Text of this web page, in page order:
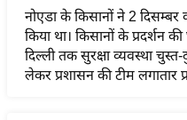
रा
ष्ट्री
य
अं
नोएडा के किसानों ने 2
किया था। किसानों के प्रदर्शन
दिल्ली तक सुरक्षा व्यवस्था
लेकर प्रशासन की टीम लगातार